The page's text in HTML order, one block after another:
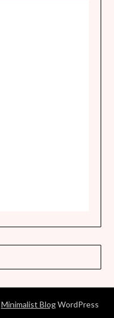
Minimalist BlogWordPress